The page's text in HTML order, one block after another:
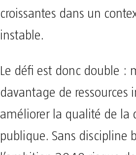
croissantes dans un
instable.
Le défi est donc double :
davantage de ressources
améliorer la qualité de la
publique. Sans discipline